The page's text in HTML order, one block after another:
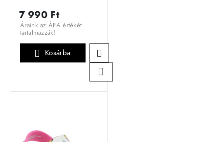
7 990 Ft
Áraink az ÁFA értékét
tartalmazzák!
Kosárba